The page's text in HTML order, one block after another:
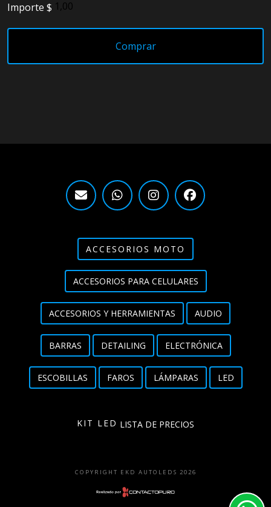
Faros
Importe $
Comprar
ACCESORIOS MOTO
ACCESORIOS PARA CELULARES
ACCESORIOS Y HERRAMIENTAS AUDIO
BARRAS DETAILING ELECTRÓNICA
ESCOBILLAS FAROS LÁMPARAS LED
KIT LED LISTA DE PRECIOS
COPYRIGHT EKD AUTOLEDS 2026